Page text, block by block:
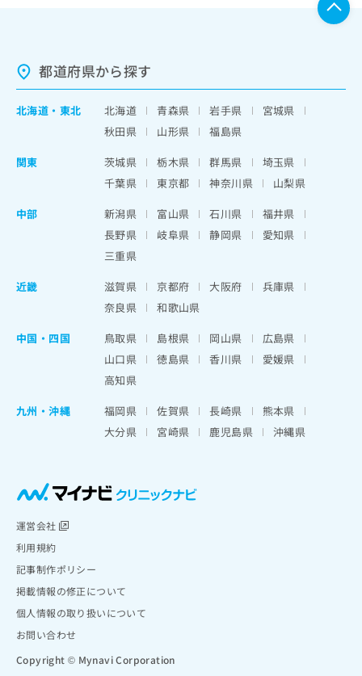
都道府県から探す
北海道 ・ 東北 北海道 青森県 岩手県
宮城県
秋田県
山形県
福島県
関東
茨城県 栃木県 群馬県
埼玉県
千葉県
東京都 神奈川県
山梨県
中部
新潟県 富山県 石川県
福井県
長野県
岐阜県 静岡県
愛知県
三重県
近畿
滋賀県 京都府 大阪府
兵庫県
奈良県
和歌山県
中国・四国
鳥取県 島根県 岡山県
広島県
山口県
徳島県 香川県
愛媛県
高知県
九州・沖縄
福岡県 佐賀県 長崎県
熊本県
大分県
宮崎県 鹿児島県 沖縄県
運営会社
利用規約
記事制作ポリシー
掲載情報の修正について
個人情報の取り扱いについて
お問い合わせ
Copyright © Mynavi Corporation